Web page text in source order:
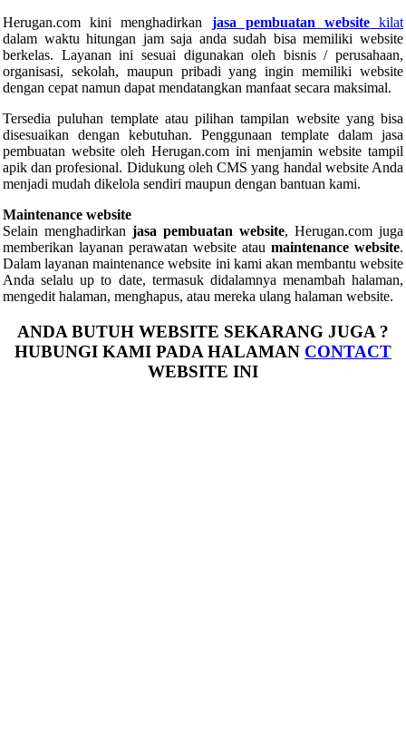
Herugan.com kini menghadirkan jasa pembuatan websitekilat
dalam waktu hitungan jam saja anda sudah bisa memiliki website
berkelas. Layanan ini sesuai digunakan oleh bisnis / perusahaan,
organisasi, sekolah, maupun pribadi yang ingin memiliki website
dengan cepat namun dapat mendatangkan manfaat secara maksimal.
Tersedia puluhan template atau pilihan tampilan website yang bisa
disesuaikan dengan kebutuhan. Penggunaan template dalam jasa
pembuatan website oleh Herugan.com ini menjamin website tampil
apik dan profesional. Didukung oleh CMS yang handal website Anda
menjadi mudah dikelola sendiri maupun dengan bantuan kami.
Maintenance website
Selain menghadirkan jasa pembuatan website, Herugan.com juga
memberikan layanan perawatan website atau maintenance website.
Dalam layanan maintenance website ini kami akan membantu website
Anda selalu up to date, termasuk didalamnya menambah halaman,
mengedit halaman, menghapus, atau mereka ulang halaman website.
ANDA BUTUH WEBSITE SEKARANG JUGA ?
HUBUNGI KAMI PADA HALAMAN CONTACT
WEBSITE INI